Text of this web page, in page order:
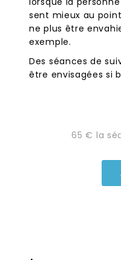
sent mieux au
ne plus être
exemple.
Des séances de
être envisagées si
65 € la